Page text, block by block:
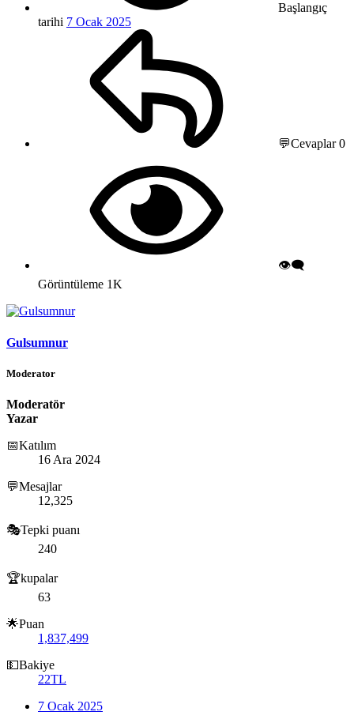
Başlangıç
tarihi 7 Ocak 2025
💬Cevaplar0
👁️‍🗨️
Görüntüleme 1K
Gulsumnur
Moderator
Moderatör
Yazar
📅Katılım
16 Ara 2024
💬Mesajlar
12,325
🎭Tepki puanı
240
🏆kupalar
63
🌟Puan
1,837,499
💵Bakiye
22TL
7 Ocak 2025